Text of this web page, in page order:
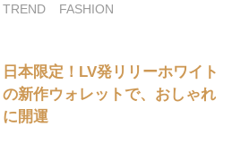
TREND
FASHION
日本限定！LV発リリーホワイト
の新作ウォレットで、おしゃれ
に開運